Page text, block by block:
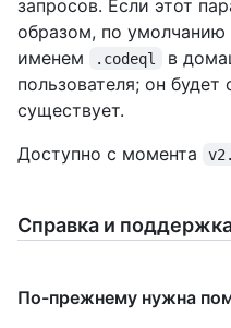
запросов. Если этот
образом, по умолчанию
именем
.codeql
в
пользователя; он
существует.
Доступно с момента
Справка и
По-прежнему нужна